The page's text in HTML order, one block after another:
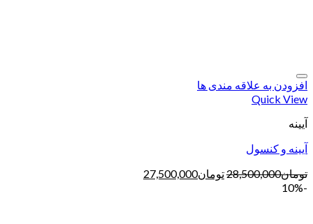
افزودن به علاقه مندی ها
Quick View
آیینه
آیینه و کنسول
تومان28,500,000تومان27,500,000
-10%